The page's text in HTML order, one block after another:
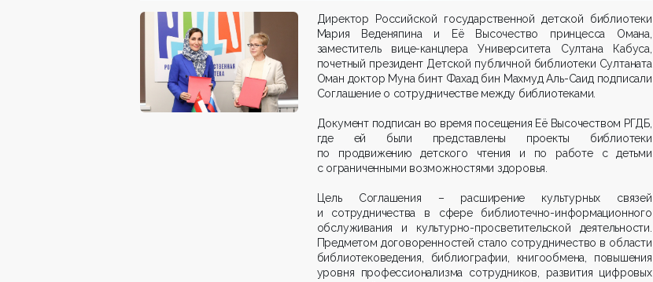
Директор Российской государственной детской библиотеки
Мария Веденяпина и Её Высочество принцесса Омана,
заместитель вице-канцлера Университета Султана Кабуса,
почетный президент Детской публичной библиотеки Султаната
Оман доктор Муна бинт Фахад бин Махмуд Аль-Саид подписали
Соглашение о сотрудничестве между библиотеками.
Документ подписан во время посещения Её Высочеством РГДБ,
где ей были представлены проекты библиотеки
по продвижению детского чтения и по работе с детьми
с ограниченными возможностями здоровья.
Цель Соглашения – расширение культурных связей
и сотрудничества в сфере библиотечно-информационного
обслуживания и культурно-просветительской деятельности.
Предметом договоренностей стало сотрудничество в области
библиотековедения, библиографии, книгообмена, повышения
уровня профессионализма сотрудников, развития цифровых